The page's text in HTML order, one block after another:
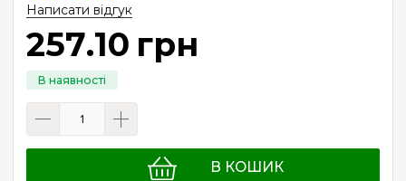
Написати відгук
257.10 грн
В КОШИК